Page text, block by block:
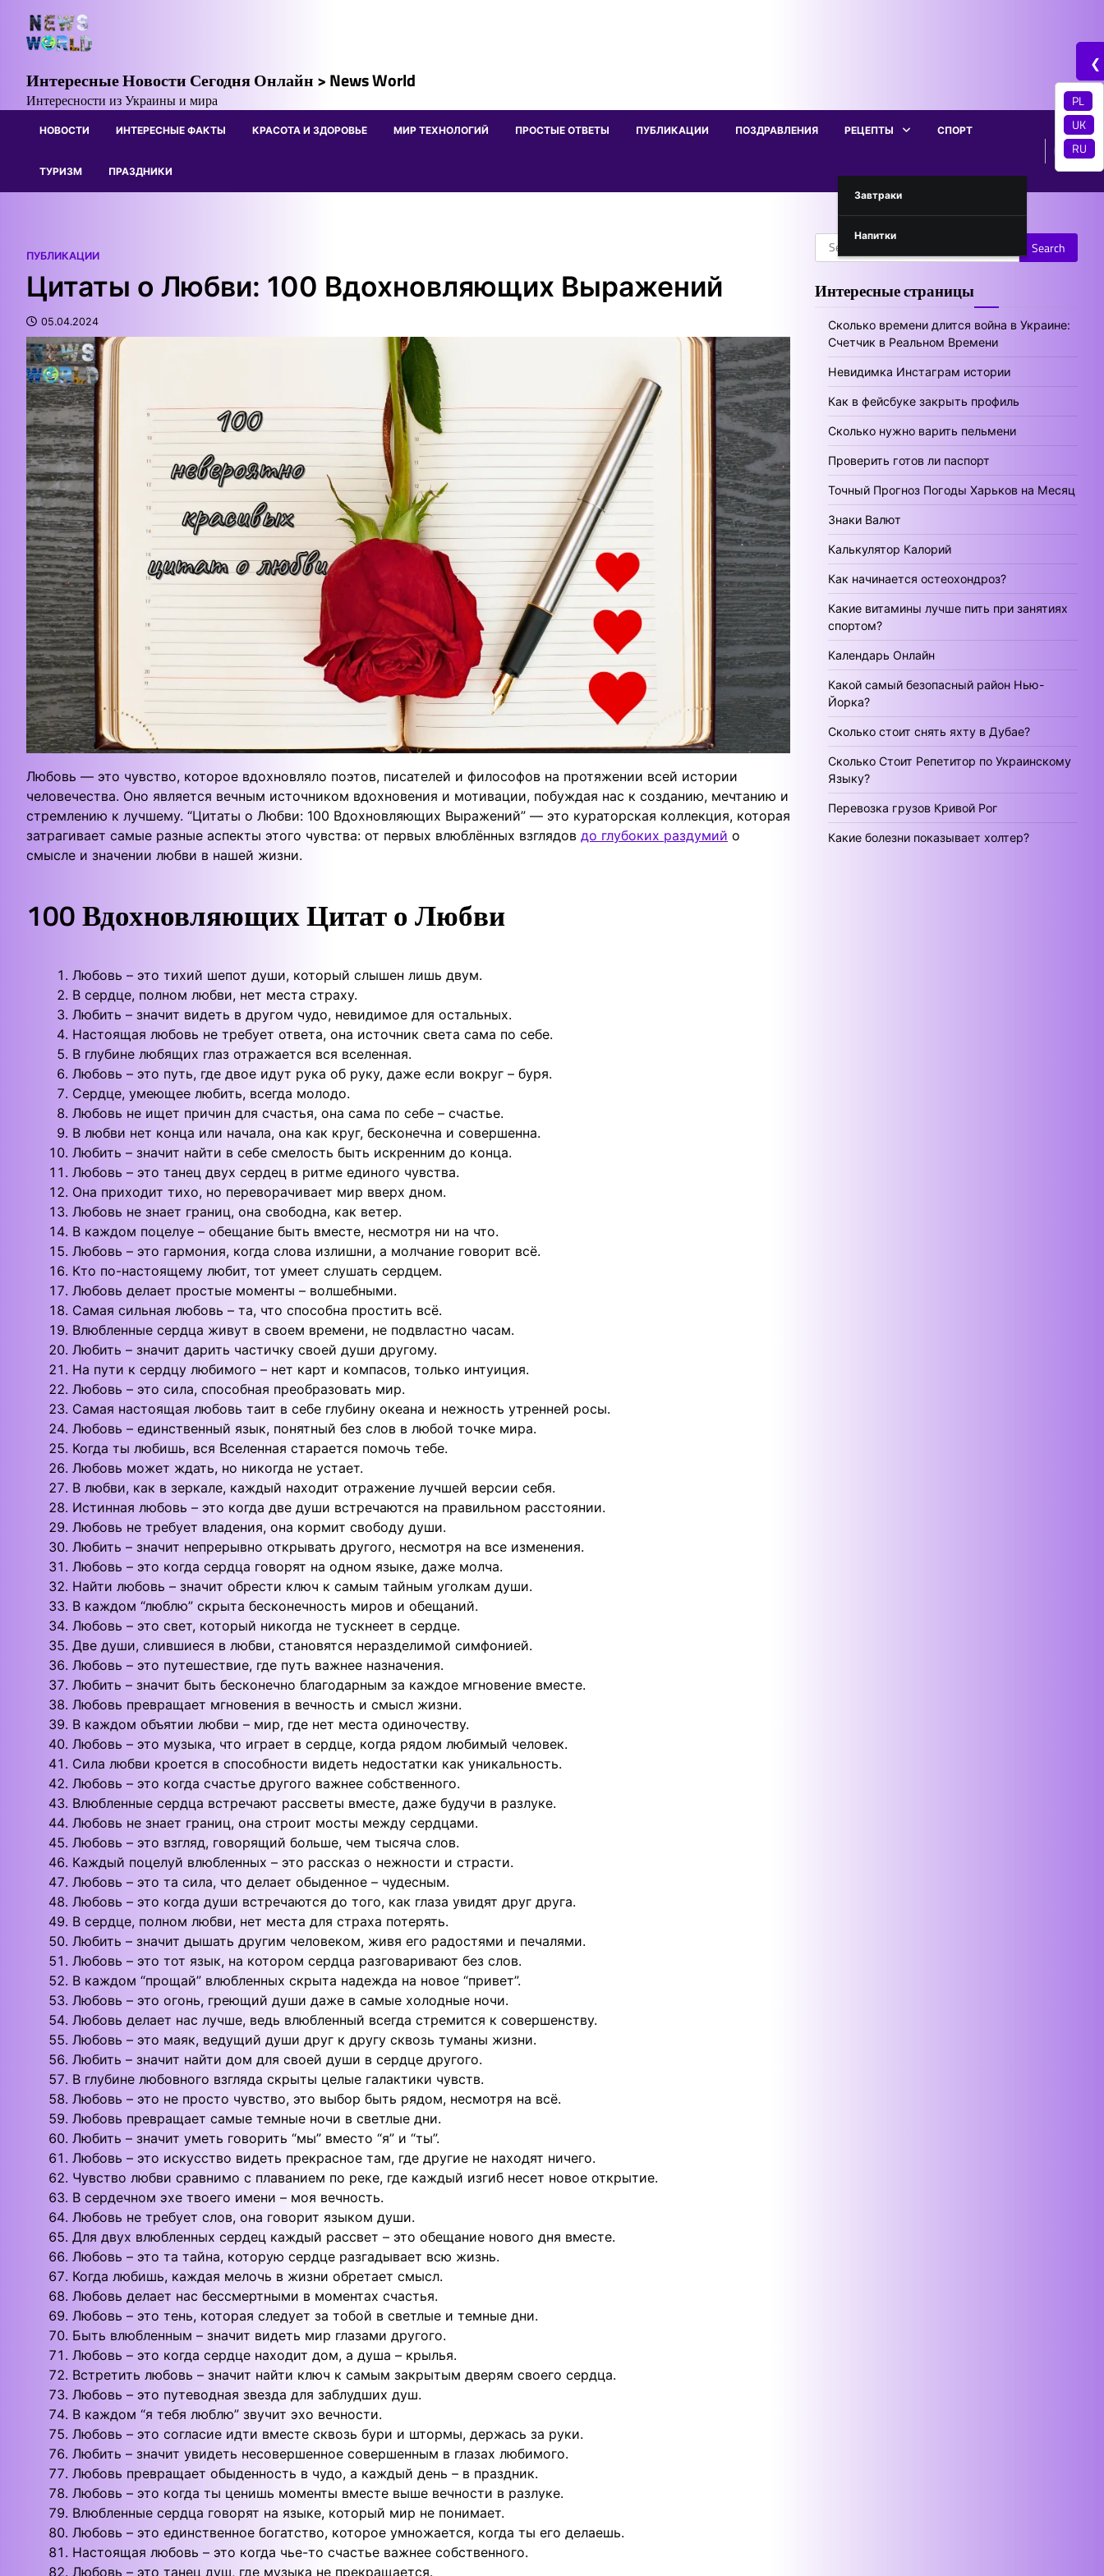
content
Интересные Новости Сегодня Онлайн > News World
Интересности из Украины и мира
НОВОСТИ ИНТЕРЕСНЫЕ ФАКТЫ КРАСОТА И ЗДОРОВЬЕ МИР ТЕХНОЛОГИЙ ПРОСТЫЕ ОТВЕТЫ ПУБЛИКАЦИИ ПОЗДРАВЛЕНИЯ РЕЦЕПТЫ
Завтраки
Напитки
СПОРТ
ТУРИЗМ ПРАЗДНИКИ
ПУБЛИКАЦИИ
Цитаты о Любви: 100 Вдохновляющих Выражений
05.04.2024
Любовь — это чувство, которое вдохновляло поэтов, писателей и философов на протяжении всей истории
человечества. Оно является вечным источником вдохновения и мотивации, побуждая нас к созданию, мечтанию и
стремлению к лучшему. “Цитаты о Любви: 100 Вдохновляющих Выражений” — это кураторская коллекция, которая
затрагивает самые разные аспекты этого чувства: от первых влюблённых взглядов до глубоких раздумий о
смысле и значении любви в нашей жизни.
100 Вдохновляющих Цитат о Любви
Любовь – это тихий шепот души, который слышен лишь двум.
В сердце, полном любви, нет места страху.
Любить – значит видеть в другом чудо, невидимое для остальных.
Настоящая любовь не требует ответа, она источник света сама по себе.
В глубине любящих глаз отражается вся вселенная.
Любовь – это путь, где двое идут рука об руку, даже если вокруг – буря.
Сердце, умеющее любить, всегда молодо.
Любовь не ищет причин для счастья, она сама по себе – счастье.
В любви нет конца или начала, она как круг, бесконечна и совершенна.
Любить – значит найти в себе смелость быть искренним до конца.
Любовь – это танец двух сердец в ритме единого чувства.
Она приходит тихо, но переворачивает мир вверх дном.
Любовь не знает границ, она свободна, как ветер.
В каждом поцелуе – обещание быть вместе, несмотря ни на что.
Любовь – это гармония, когда слова излишни, а молчание говорит всё.
Кто по-настоящему любит, тот умеет слушать сердцем.
Любовь делает простые моменты – волшебными.
Самая сильная любовь – та, что способна простить всё.
Влюбленные сердца живут в своем времени, не подвластно часам.
Любить – значит дарить частичку своей души другому.
На пути к сердцу любимого – нет карт и компасов, только интуиция.
Любовь – это сила, способная преобразовать мир.
Самая настоящая любовь таит в себе глубину океана и нежность утренней росы.
Любовь – единственный язык, понятный без слов в любой точке мира.
Когда ты любишь, вся Вселенная старается помочь тебе.
Любовь может ждать, но никогда не устает.
В любви, как в зеркале, каждый находит отражение лучшей версии себя.
Истинная любовь – это когда две души встречаются на правильном расстоянии.
Любовь не требует владения, она кормит свободу души.
Любить – значит непрерывно открывать другого, несмотря на все изменения.
Любовь – это когда сердца говорят на одном языке, даже молча.
Найти любовь – значит обрести ключ к самым тайным уголкам души.
В каждом “люблю” скрыта бесконечность миров и обещаний.
Любовь – это свет, который никогда не тускнеет в сердце.
Две души, слившиеся в любви, становятся неразделимой симфонией.
Любовь – это путешествие, где путь важнее назначения.
Любить – значит быть бесконечно благодарным за каждое мгновение вместе.
Любовь превращает мгновения в вечность и смысл жизни.
В каждом объятии любви – мир, где нет места одиночеству.
Любовь – это музыка, что играет в сердце, когда рядом любимый человек.
Сила любви кроется в способности видеть недостатки как уникальность.
Любовь – это когда счастье другого важнее собственного.
Влюбленные сердца встречают рассветы вместе, даже будучи в разлуке.
Любовь не знает границ, она строит мосты между сердцами.
Любовь – это взгляд, говорящий больше, чем тысяча слов.
Каждый поцелуй влюбленных – это рассказ о нежности и страсти.
Любовь – это та сила, что делает обыденное – чудесным.
Любовь – это когда души встречаются до того, как глаза увидят друг друга.
В сердце, полном любви, нет места для страха потерять.
Любить – значит дышать другим человеком, живя его радостями и печалями.
Любовь – это тот язык, на котором сердца разговаривают без слов.
В каждом “прощай” влюбленных скрыта надежда на новое “привет”.
Любовь – это огонь, греющий души даже в самые холодные ночи.
Любовь делает нас лучше, ведь влюбленный всегда стремится к совершенству.
Любовь – это маяк, ведущий души друг к другу сквозь туманы жизни.
Любить – значит найти дом для своей души в сердце другого.
В глубине любовного взгляда скрыты целые галактики чувств.
Любовь – это не просто чувство, это выбор быть рядом, несмотря на всё.
Любовь превращает самые темные ночи в светлые дни.
Любить – значит уметь говорить “мы” вместо “я” и “ты”.
Любовь – это искусство видеть прекрасное там, где другие не находят ничего.
Чувство любви сравнимо с плаванием по реке, где каждый изгиб несет новое открытие.
В сердечном эхе твоего имени – моя вечность.
Любовь не требует слов, она говорит языком души.
Для двух влюбленных сердец каждый рассвет – это обещание нового дня вместе.
Любовь – это та тайна, которую сердце разгадывает всю жизнь.
Когда любишь, каждая мелочь в жизни обретает смысл.
Любовь делает нас бессмертными в моментах счастья.
Любовь – это тень, которая следует за тобой в светлые и темные дни.
Быть влюбленным – значит видеть мир глазами другого.
Любовь – это когда сердце находит дом, а душа – крылья.
Встретить любовь – значит найти ключ к самым закрытым дверям своего сердца.
Любовь – это путеводная звезда для заблудших душ.
В каждом “я тебя люблю” звучит эхо вечности.
Любовь – это согласие идти вместе сквозь бури и штормы, держась за руки.
Любить – значит увидеть несовершенное совершенным в глазах любимого.
Любовь превращает обыденность в чудо, а каждый день – в праздник.
Любовь – это когда ты ценишь моменты вместе выше вечности в разлуке.
Влюбленные сердца говорят на языке, который мир не понимает.
Любовь – это единственное богатство, которое умножается, когда ты его делаешь.
Настоящая любовь – это когда чье-то счастье важнее собственного.
Любовь – это танец душ, где музыка не прекращается.
Search
for:
Интересные страницы
Сколько времени длится война в Украине:
Счетчик в Реальном Времени
Невидимка Инстаграм истории
Как в фейсбуке закрыть профиль
Сколько нужно варить пельмени
Проверить готов ли паспорт
Точный Прогноз Погоды Харьков на Месяц
Знаки Валют
Калькулятор Калорий
Как начинается остеохондроз?
Какие витамины лучше пить при занятиях
спортом?
Календарь Онлайн
Какой самый безопасный район Нью-
Йорка?
Сколько стоит снять яхту в Дубае?
Сколько Стоит Репетитор по Украинскому
Языку?
Перевозка грузов Кривой Рог
Какие болезни показывает холтер?
❮
PL
UK
RU